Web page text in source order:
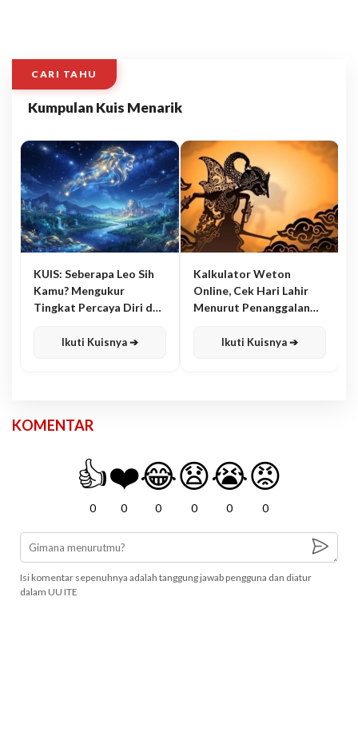
CARI TAHU
Kumpulan Kuis Menarik
KUIS: Seberapa Leo Sih
Kamu? Mengukur
Tingkat Percaya Diri dan
Ikuti Kuisnya ➔
Kalkulator Weton
Online, Cek Hari Lahir
Menurut Penanggalan
Ikuti Kuisnya ➔
KOMENTAR
👍
0
❤️
0
😂
0
😧
0
😭
0
😡
0
Isi komentar sepenuhnya adalah tanggung jawab pengguna dan diatur
dalam UU ITE